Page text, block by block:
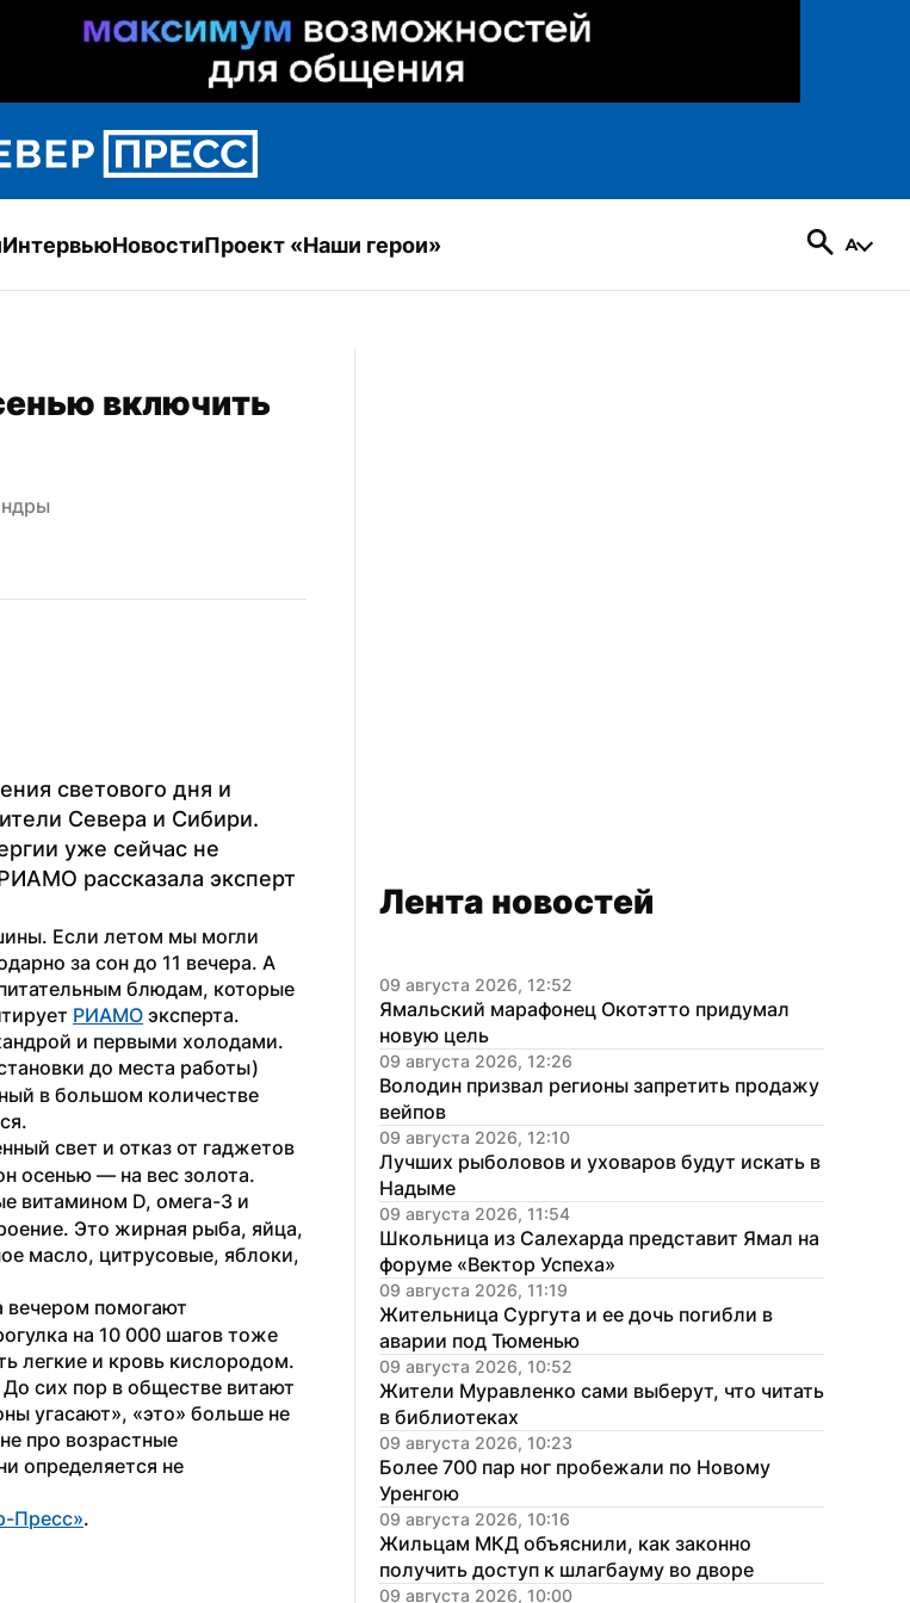
ИнтервьюНовостиПроект «Наши герои»
включить
светового дня и
Севера и Сибири.
уже сейчас не
рассказала эксперт
Если летом мы могли
за сон до 11 вечера. А
блюдам, которые
РИАМО эксперта.
и первыми холодами.
до места работы)
в большом количестве
свет и отказ от гаджетов
осенью — на вес золота.
витамином D, омега-3 и
Это жирная рыба, яйца,
масло, цитрусовые, яблоки,
вечером помогают
на 10 000 шагов тоже
легкие и кровь кислородом.
сих пор в обществе витают
угасают», «это» больше не
про возрастные
определяется не
Пресс».
Лента новостей
09 августа 2026, 12:52
Ямальский марафонец Окотэтто придумал
новую цель
09 августа 2026, 12:26
Володин призвал регионы запретить продажу
вейпов
09 августа 2026, 12:10
Лучших рыболовов и уховаров будут искать в
Надыме
09 августа 2026, 11:54
Школьница из Салехарда представит Ямал на
форуме «Вектор Успеха»
09 августа 2026, 11:19
Жительница Сургута и ее дочь погибли в
аварии под Тюменью
09 августа 2026, 10:52
Жители Муравленко сами выберут, что читать
в библиотеках
09 августа 2026, 10:23
Более 700 пар ног пробежали по Новому
Уренгою
09 августа 2026, 10:16
Жильцам МКД объяснили, как законно
получить доступ к шлагбауму во дворе
09 августа 2026, 10:00